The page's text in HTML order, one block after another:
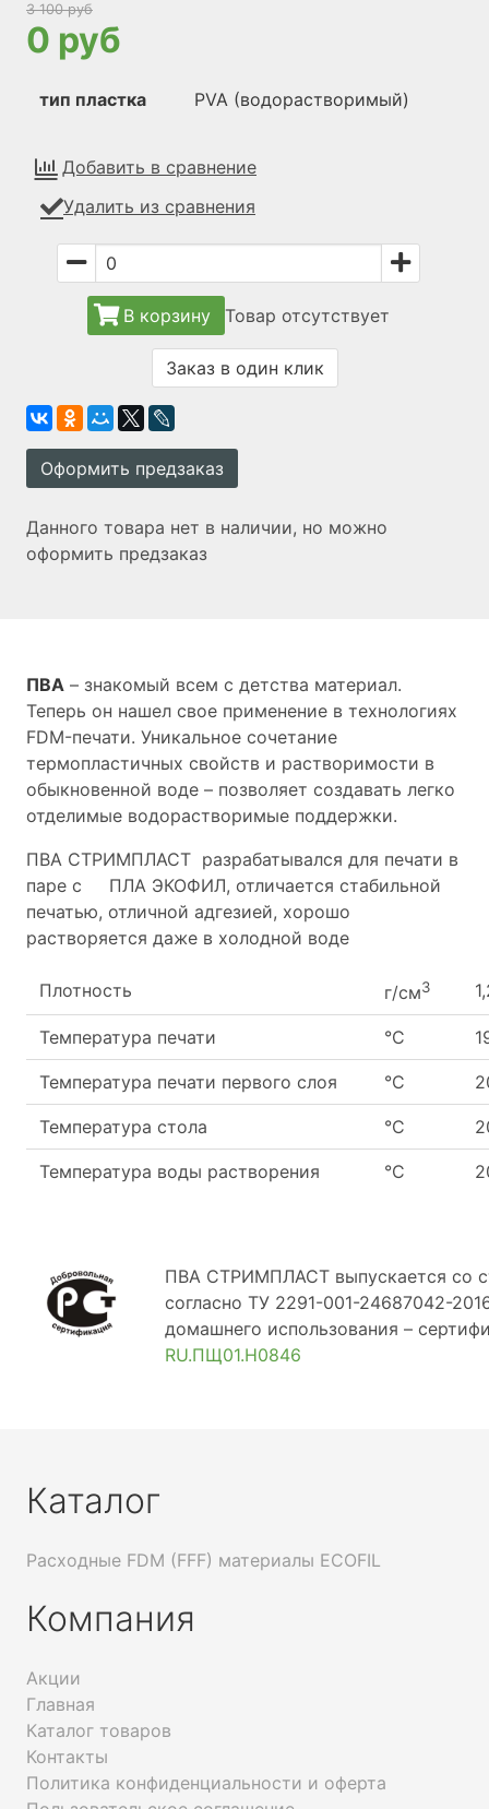
3 100 руб
0 руб
тип пластка PVA (водорастворимый)
Добавить в сравнение
Удалить из сравнения
В корзину Товар отсутствует
Заказ в один клик
Оформить предзаказ
Данного товара нет в наличии, но можно
оформить предзаказ
ПВА – знакомый всем с детства материал.
Теперь он нашел свое применение в технологиях
FDM-печати. Уникальное сочетание
термопластичных свойств и растворимости в
обыкновенной воде – позволяет создавать легко
отделимые водорастворимые поддержки.
ПВА СТРИМПЛАСТ разрабатывался для печати в
паре с ПЛА ЭКОФИЛ, отличается стабильной
печатью, отличной адгезией, хорошо
растворяется даже в холодной воде
Плотность г/см3
Температура печати °С
Температура печати первого слоя °С
Температура стола °С
Температура воды растворения °С
ПВА СТРИМПЛАСТ выпускается со
согласно ТУ 2291-001-24687042-
домашнего использования –
RU.ПЩ01.Н0846
Каталог
Расходные FDM (FFF) материалы ECOFIL
Компания
Акции
Главная
Каталог товаров
Контакты
Политика конфиденциальности и оферта